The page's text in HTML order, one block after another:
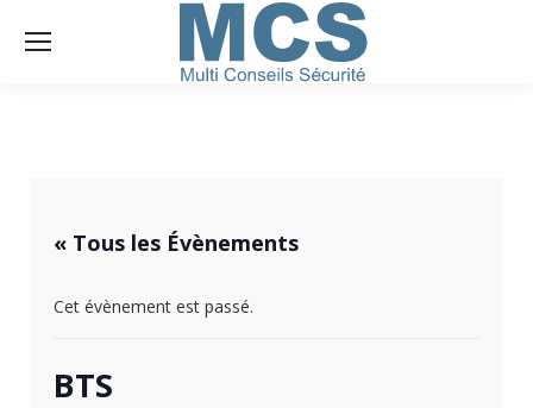
« Tous les Évènements
Cet évènement est passé.
BTS